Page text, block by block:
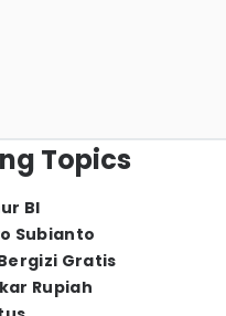
Topics
BI
Subianto
Gratis
Rupiah